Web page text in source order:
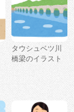
タウシュベツ川
橋梁のイラスト